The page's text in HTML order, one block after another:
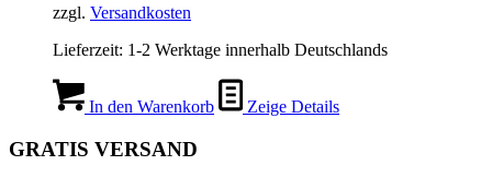
zzgl. Versandkosten
Lieferzeit: 1-2 Werktage innerhalb Deutschlands
In den Warenkorb Zeige Details
GRATIS VERSAND